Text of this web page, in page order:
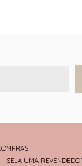
SEJA UMA